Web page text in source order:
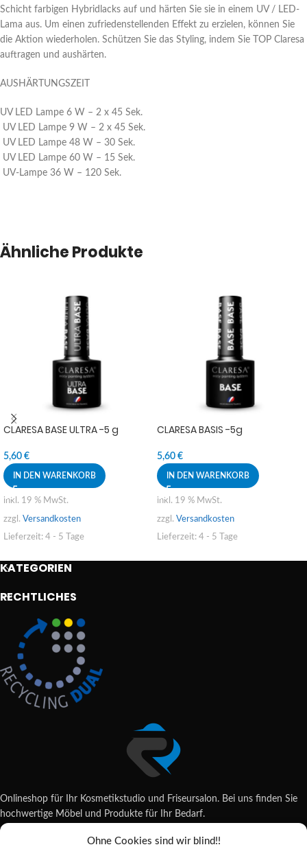
Ohne Cookies sind wir blind!!
Schicht farbigen Hybridlacks auf und härten Sie sie in einem UV / LED-
Lama aus. Um einen zufriedenstellenden Effekt zu erzielen, können Sie
die Aktion wiederholen. Schützen Sie das Styling, indem Sie TOP Claresa
auftragen und aushärten.
AUSHÄRTUNGSZEIT
UV LED Lampe 6 W – 2 x 45 Sek.
UV LED Lampe 9 W – 2 x 45 Sek.
UV LED Lampe 48 W – 30 Sek.
UV LED Lampe 60 W – 15 Sek.
UV-Lampe 36 W – 120 Sek.
Ähnliche Produkte
CLARESA BASE ULTRA -5 g
5,60 €
IN DEN WARENKORB
inkl. 19 % MwSt.
zzgl. Versandkosten
Lieferzeit: 4 - 5 Tage
CLARESA BASIS -5g
5,60 €
IN DEN WARENKORB
inkl. 19 % MwSt.
zzgl. Versandkosten
Lieferzeit: 4 - 5 Tage
KATEGORIEN
RECHTLICHES
Onlineshop für Ihr Kosmetikstudio und Friseursalon. Bei uns finden Sie
hochwertige Möbel und Produkte für Ihr Bedarf.
Wildsachsener Str. 6, 65207 Wiesbaden